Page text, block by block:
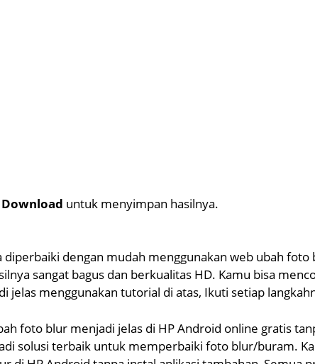
Download untuk menyimpan hasilnya.
dengan mudah menggunakan web ubah foto
sangat bagus dan berkualitas HD. Kamu bisa
jelas menggunakan tutorial di atas, Ikuti setiap
foto blur menjadi jelas di HP Android online gratis
solusi terbaik untuk memperbaiki foto blur/buram.